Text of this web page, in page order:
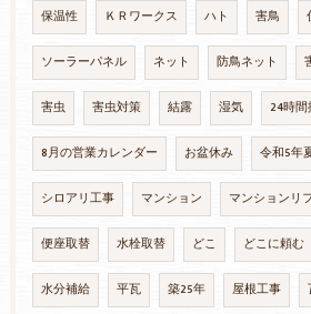
保温性 ＫＲワークス ハト 害鳥
ソーラーパネル ネット 防鳥ネット
害虫 害虫対策 結露 湿気 24時
8月の営業カレンダー お盆休み 令和5年
シロアリ工事 マンション マンションリ
便座取替 水栓取替 どこ どこに頼む
水分補給 平瓦 築25年 屋根工事